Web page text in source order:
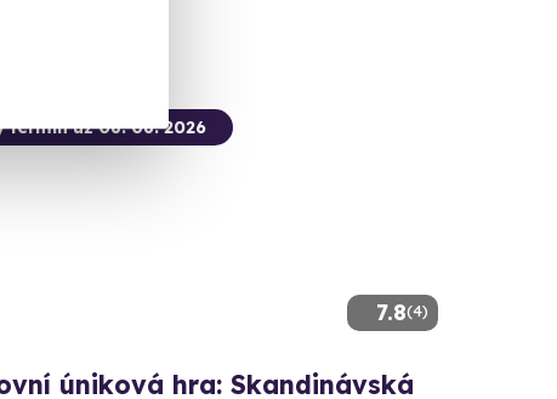
7.8(4)
termín už 08. 08. 2026
úniková hra: Skandinávská